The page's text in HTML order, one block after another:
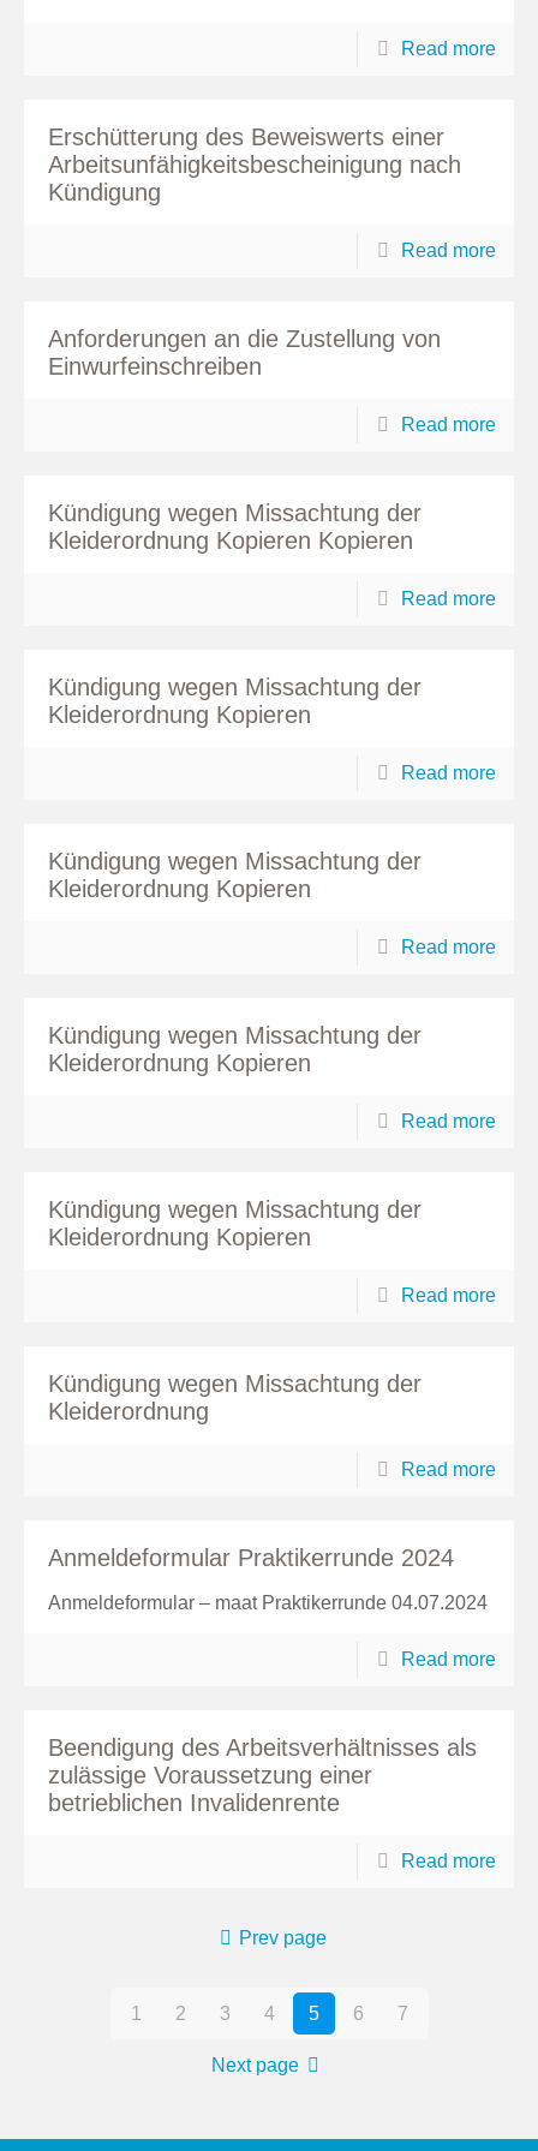
Read more
Erschütterung des Beweiswerts einer
Arbeitsunfähigkeitsbescheinigung nach
Kündigung
Read more
Anforderungen an die Zustellung von
Einwurfeinschreiben
Read more
Kündigung wegen Missachtung der
Kleiderordnung Kopieren Kopieren
Read more
Kündigung wegen Missachtung der
Kleiderordnung Kopieren
Read more
Kündigung wegen Missachtung der
Kleiderordnung Kopieren
Read more
Kündigung wegen Missachtung der
Kleiderordnung Kopieren
Read more
Kündigung wegen Missachtung der
Kleiderordnung Kopieren
Read more
Kündigung wegen Missachtung der
Kleiderordnung
Read more
Anmeldeformular Praktikerrunde 2024
Anmeldeformular – maat Praktikerrunde 04.07.2024
Read more
Beendigung des Arbeitsverhältnisses als
zulässige Voraussetzung einer
betrieblichen Invalidenrente
Read more
Prev page
1 2 3 4 5 6 7
Next page